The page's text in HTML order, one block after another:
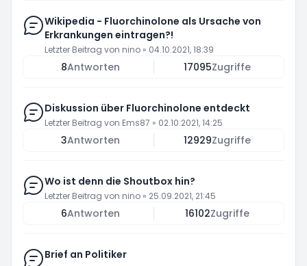
Wikipedia - Fluorchinolone als Ursache von
Erkrankungen eintragen?!
Letzter Beitrag von nino » 04.10.2021, 18:39
8Antworten 17095Zugriffe
Diskussion über Fluorchinolone entdeckt
Letzter Beitrag von Ems87 » 02.10.2021, 14:25
3Antworten 12929Zugriffe
Wo ist denn die Shoutbox hin?
Letzter Beitrag von nino » 25.09.2021, 21:45
6Antworten 16102Zugriffe
Brief an Politiker